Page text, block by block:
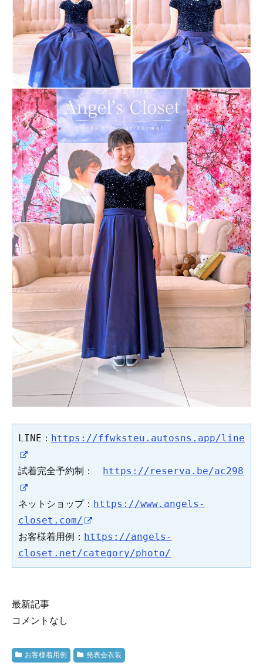
LINE： https://ffwksteu.autosns.app/line
試着完全予約制： https://reserva.be/ac298
ネットショップ： https://www.angels-
closet.com/
お客様着用例： https://angels-
closet.net/category/photo/
最新記事
コメントなし
お客様着用例 発表会衣装